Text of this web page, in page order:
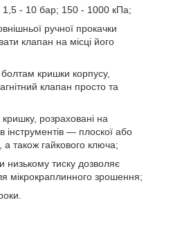
1,5 - 10 бар; 150 - 1000 кПа;
ручної прокачки
клапан на місці його
кришки корпусу,
клапан просто та
розраховані на
інструментів — плоскої або
а також гайкового ключа;
низькому тиску дозволяє
мікрокраплинного зрошення;